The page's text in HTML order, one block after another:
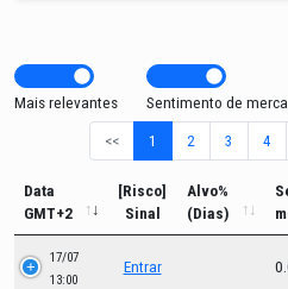
Mais relevantes Sentimento de
<< 1 2 3 4
Data
GMT+2
[Risco]
Sinal
Alvo%
(Dias)
17/07
13:00
Entrar